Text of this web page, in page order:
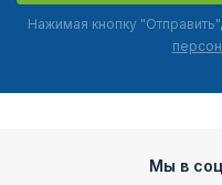
Нажимая кнопку
Мы в